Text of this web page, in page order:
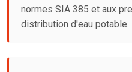
normes SIA 385 et aux
distribution d'eau potable.